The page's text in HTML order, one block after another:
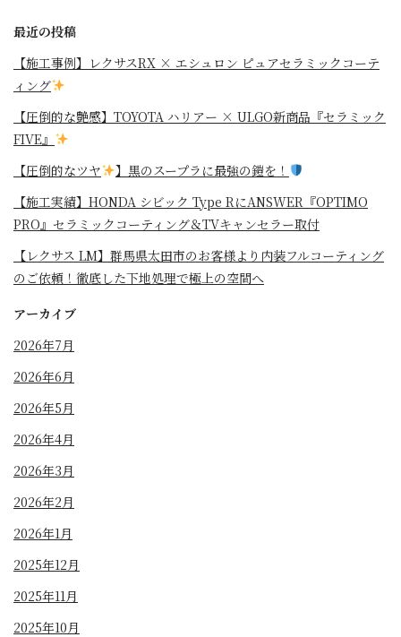
最近の投稿
【施工事例】レクサスRX × エシュロン ピュアセラミックコーテ
ィング
【圧倒的な艶感】TOYOTA ハリアー × ULGO新商品『セラミック
FIVE』
【圧倒的なツヤ
】黒のスープラに最強の鎧を！
⁡【施工実績】HONDA シビック Type RにANSWER『OPTIMO
PRO』セラミックコーティング＆TVキャンセラー取付
【レクサス LM】群馬県太田市のお客様より内装フルコーティング
のご依頼！徹底した下地処理で極上の空間へ
アーカイブ
2026年7月
2026年6月
2026年5月
2026年4月
2026年3月
2026年2月
2026年1月
2025年12月
2025年11月
2025年10月